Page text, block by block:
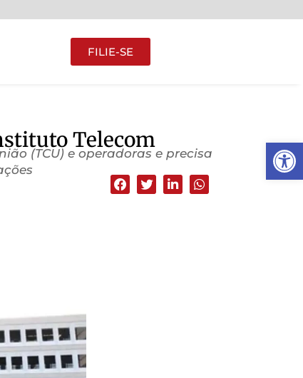
Abrir
FILIE-SE
Telecom
(TCU) e operadoras e precisa